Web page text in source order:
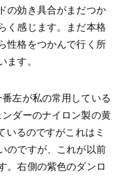
の効き具合がまだつか
く感じます。まだ本格
性格をつかんで行く所
す。
左が私の常用している
ダーのナイロン製の黄
いるのですがこれはミ
のですが、これが以前
。右側の紫色のダンロ